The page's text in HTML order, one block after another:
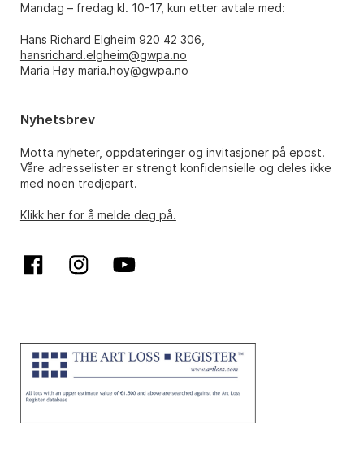
Mandag – fredag kl. 10-17, kun etter avtale med:
Hans Richard Elgheim 920 42 306,
hansrichard.elgheim@gwpa.no
Maria Høy maria.hoy@gwpa.no
Nyhetsbrev
Motta nyheter, oppdateringer og invitasjoner på epost.
Våre adresselister er strengt konfidensielle og deles ikke
med noen tredjepart.
Klikk her for å melde deg på.